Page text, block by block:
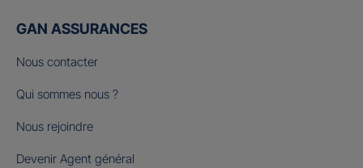
GAN ASSURANCES
Nous contacter
Qui sommes nous ?
Nous rejoindre
Devenir Agent général